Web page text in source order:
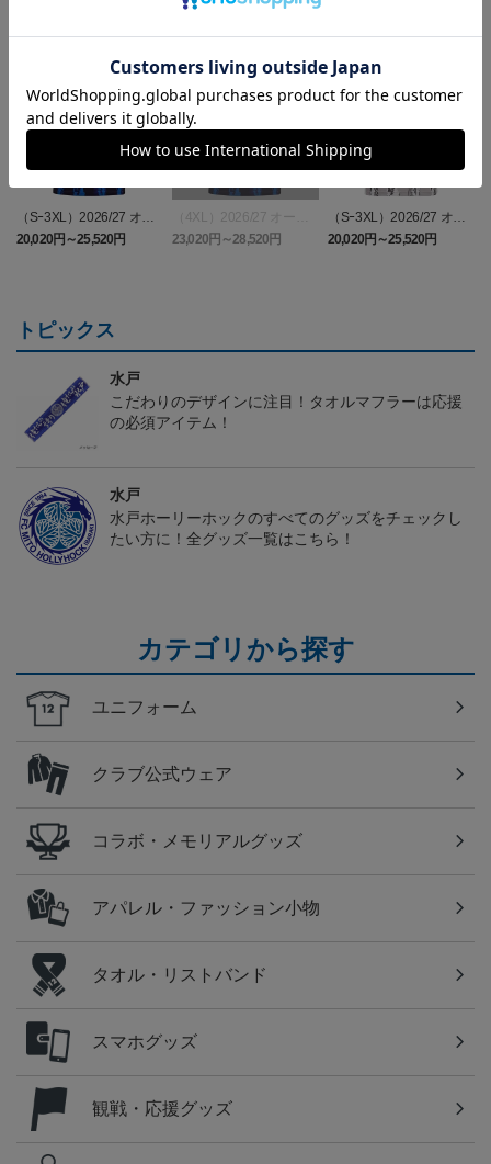
（Sｰ3XL）2026/27 オー
センティックユニフォー
ム FP 1st
20,020円～25,520円
（4XL）2026/27 オーセ
ンティックユニフォーム
FP 1st
23,020円～28,520円
（Sｰ3XL）2026/27 オー
センティックユニフォー
ム FP 2nd
20,020円～25,520円
トピックス
水戸
こだわりのデザインに注目！タオルマフラーは応援
の必須アイテム！
水戸
水戸ホーリーホックのすべてのグッズをチェックし
たい方に！全グッズ一覧はこちら！
カテゴリから探す
ユニフォーム
クラブ公式ウェア
コラボ・メモリアルグッズ
アパレル・ファッション小物
タオル・リストバンド
スマホグッズ
観戦・応援グッズ